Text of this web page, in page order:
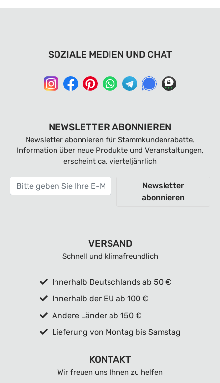
SOZIALE MEDIEN UND CHAT
NEWSLETTER ABONNIEREN
Newsletter abonnieren für Stammkundenrabatte,
Information über neue Produkte und Veranstaltungen,
erscheint ca. vierteljährlich
Newsletter
abonnieren
VERSAND
Schnell und klimafreundlich
Innerhalb Deutschlands ab 50 €
Innerhalb der EU ab 100 €
Andere Länder ab 150 €
Lieferung von Montag bis Samstag
KONTAKT
Wir freuen uns Ihnen zu helfen